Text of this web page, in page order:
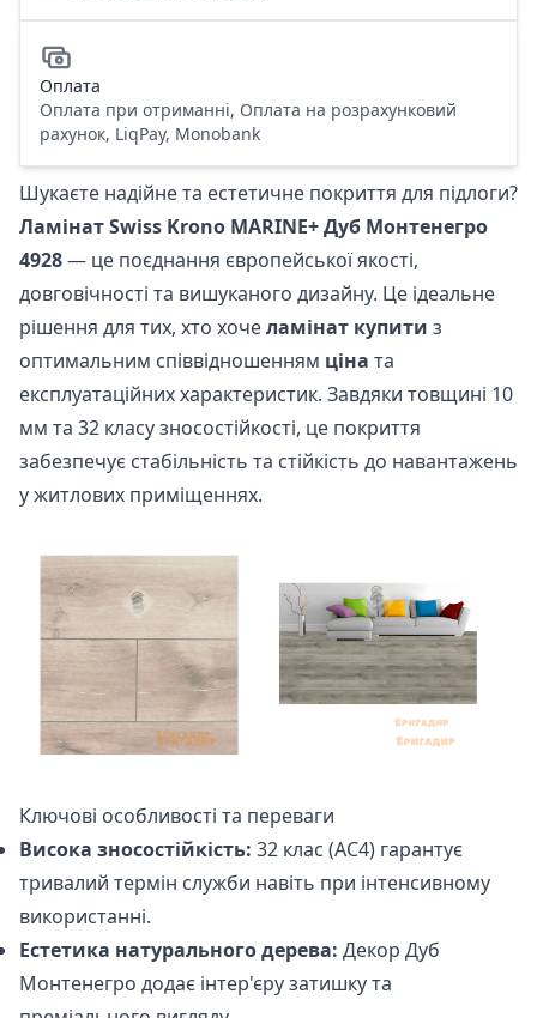
Оплата
Оплата при отриманні, Оплата на розрахунковий
рахунок, LiqPay, Monobank
Шукаєте надійне та естетичне покриття для підлоги?
Ламінат Swiss Krono MARINE+ Дуб Монтенегро
4928— це поєднання європейської якості,
довговічності та вишуканого дизайну. Це ідеальне
рішення для тих, хто хочеламінат купити з
оптимальним співвідношенням ціна та
експлуатаційних характеристик. Завдяки товщині 10
мм та 32 класу зносостійкості, це покриття
забезпечує стабільність та стійкість до навантажень
у житлових приміщеннях.
Ключові особливості та переваги
Висока зносостійкість: 32 клас (АС4) гарантує
тривалий термін служби навіть при інтенсивному
використанні.
Естетика натурального дерева: Декор Дуб
Монтенегро додає інтер'єру затишку та